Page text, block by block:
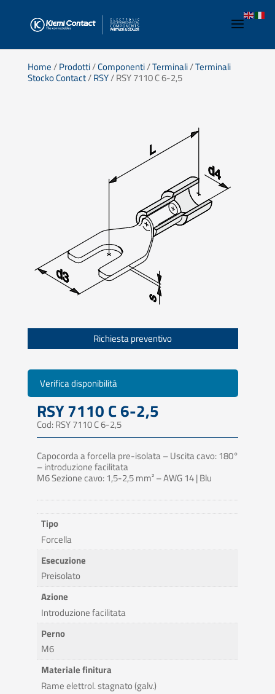
Home/Prodotti/Componenti/Terminali/Terminali
Stocko Contact/RSY/ RSY 7110 C 6-2,5
Richiesta preventivo
Verifica disponibilità
RSY 7110 C 6-2,5
Cod: RSY 7110 C 6-2,5
Capocorda a forcella pre-isolata – Uscita cavo: 180°
– introduzione facilitata
M6 Sezione cavo: 1,5-2,5 mm² – AWG 14 | Blu
Tipo
Forcella
Esecuzione
Preisolato
Azione
Introduzione facilitata
Perno
M6
Materiale finitura
Rame elettrol. stagnato (galv.)